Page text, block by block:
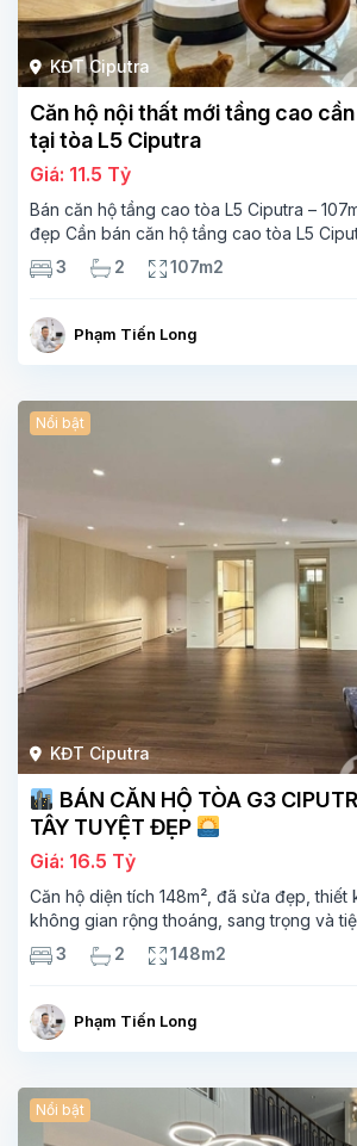
KĐT Ciputra
Căn hộ nội thất mới tầng cao
tại tòa L5 Ciputra
Giá: 11.5 Tỷ
Bán căn hộ tầng cao tòa L5 Ciputra –
đẹp Cần bán căn hộ tầng cao tòa L5
107m², thiết kế 3 phòng ngủ – 2 vệ sinh,
thoáng. Căn
3 2 107m2
Phạm Tiến Long
KĐT Ciputra
Nổi bật
BÁN CĂN HỘ TÒA G3
TÂY TUYỆT ĐẸP
Giá: 16.5 Tỷ
Căn hộ diện tích 148m², đã sửa đẹp, thiết
không gian rộng thoáng, sang trọng và
cao cấp, ánh sáng tự nhiên chan hòa,
mang lại
3 2 148m2
Phạm Tiến Long
Nổi bật